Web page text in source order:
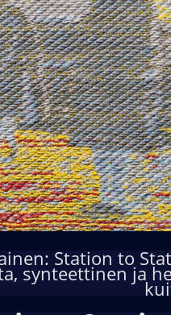
Station to
synteettinen ja